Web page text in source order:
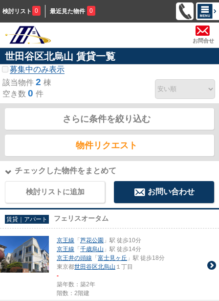
検討リスト 0 最近見た物件 0
お問合せ
世田谷区北烏山 賃貸一覧
募集中のみ表示
該当物件 2 棟
空き数 0 件
さらに条件を絞り込む
物件リクエスト
チェックした物件をまとめて
検討リストに追加 お問い合わせ
賃貸｜アパート フェリスオータム
京王線 「 芦花公園 」駅 徒歩10分
京王線 「 千歳烏山 」駅 徒歩14分
京王井の頭線 「 富士見ヶ丘 」駅 徒歩18分
東京都世田谷区北烏山 １丁目
-
築年数：築2年
階数：2階建